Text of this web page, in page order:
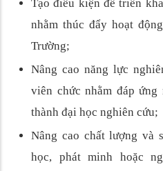
Tạo điều kiện để triển
nhằm thúc đẩy hoạt
Trường;
Nâng cao năng lực
viên chức nhằm đáp
thành đại học nghiên cứu;
Nâng cao chất lượng và
học, phát minh hoặc